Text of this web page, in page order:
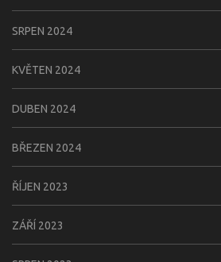
SRPEN 2024
KVĚTEN 2024
DUBEN 2024
BŘEZEN 2024
ŘÍJEN 2023
ZÁŘÍ 2023